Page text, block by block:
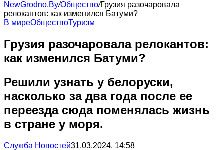
NewGrodno.By/Общество/Грузия разочаровала
релокантов: как изменился Батуми?
В миреОбществоТуризм
Грузия разочаровала релокантов:
как изменился Батуми?
Решили узнать у белоруски,
насколько за два года после ее
переезда сюда поменялась жизнь
в стране у моря.
Служба Новостей31.03.2024, 14:58